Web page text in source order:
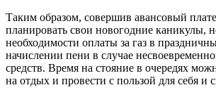
Таким образом, совершив авансовый
планировать свои новогодние каникулы,
необходимости оплаты за газ в
начислении пени в случае
средств. Время на стояние в очередях
на отдых и провести с пользой для себя и